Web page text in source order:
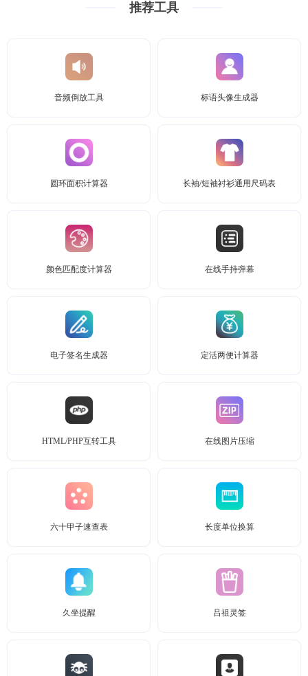
推荐工具
音频倒放工具 标语头像生成器
圆环面积计算器 长袖/短袖衬衫通用尺码表
颜色匹配度计算器 在线手持弹幕
电子签名生成器 定活两便计算器
HTML/PHP互转工具 在线图片压缩
六十甲子速查表 长度单位换算
久坐提醒 吕祖灵签